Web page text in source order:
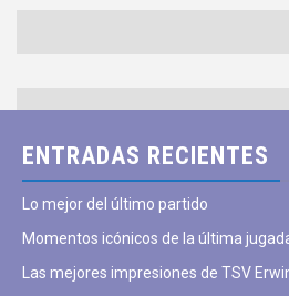
ENTRADAS RECIENTES
Lo mejor del último partido
Momentos icónicos de la última
Las mejores impresiones de TSV